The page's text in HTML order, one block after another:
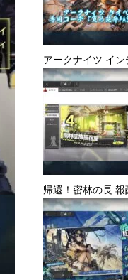
アークナイツ イン
帰還！密林の長 報